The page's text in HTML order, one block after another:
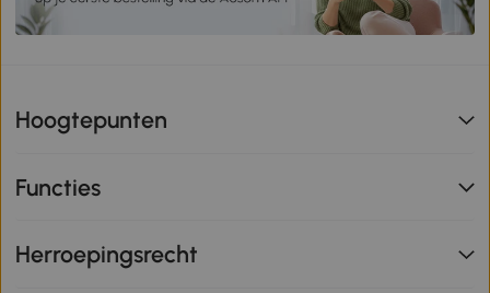
Hoogtepunten
Functies
Herroepingsrecht